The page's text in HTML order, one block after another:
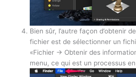
Bien sûr, l’autre façon d’obtenir
fichier est de sélectionner un
«Fichier -> Obtenir des
menu, ce qui est un processus